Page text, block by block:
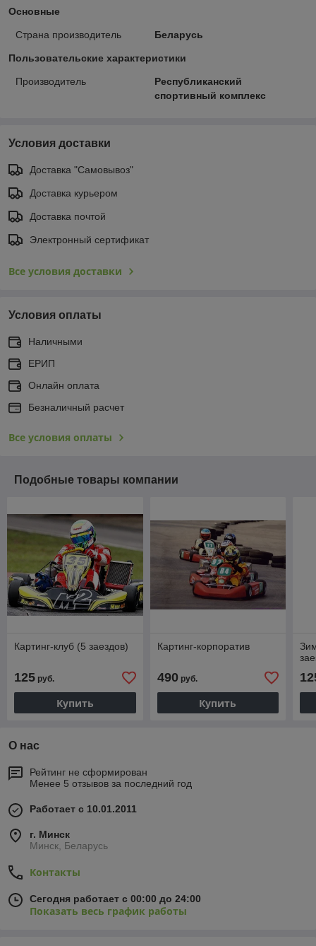
Основные
Страна производитель Беларусь
Пользовательские характеристики
Производитель
Республиканский
спортивный комплекс
Условия доставки
Доставка "Самовывоз"
Доставка курьером
Доставка почтой
Электронный сертификат
Все условия доставки
Условия оплаты
Наличными
ЕРИП
Онлайн оплата
Безналичный расчет
Все условия оплаты
Подобные товары компании
Картинг-клуб (5 заездов)
125 руб.
Купить
Картинг-корпоратив
490руб.
Купить
О нас
Рейтинг не сформирован
Менее 5 отзывов за последний год
Работает с 10.01.2011
г. Минск
Минск, Беларусь
Контакты
Сегодня работает с 00:00 до 24:00
Показать весь график работы